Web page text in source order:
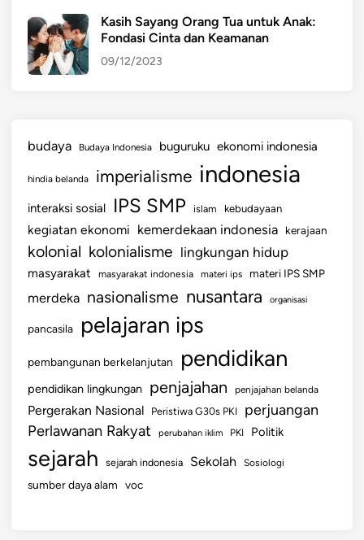
Kasih Sayang Orang Tua untuk Anak:
Fondasi Cinta dan Keamanan
09/12/2023
budaya Budaya Indonesia buguruku ekonomi indonesia
hindia belanda imperialisme indonesia
interaksi sosial IPS SMP islam kebudayaan
kegiatan ekonomi kemerdekaan indonesia kerajaan
kolonial kolonialisme lingkungan hidup
masyarakat masyarakat indonesia materi ips materi IPS SMP
merdeka nasionalisme nusantara organisasi
pancasila pelajaran ips
pembangunan berkelanjutan pendidikan
pendidikan lingkungan penjajahan penjajahan belanda
Pergerakan Nasional Peristiwa G30s PKI perjuangan
Perlawanan Rakyat perubahan iklim PKI Politik
sejarah sejarah indonesia Sekolah Sosiologi
sumber daya alam voc